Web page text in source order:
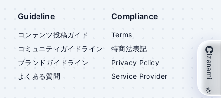
Guideline
コンテンツ投稿ガイド
コミュニティガイドライン
ブランドガイドライン
よくある質問
Compliance
Terms
特商法表記
Privacy Policy
Service Provider
izanami を支援